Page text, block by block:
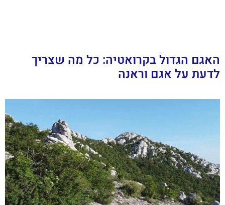
האגם הגדול בקרואטיה: כל מה שצריך
לדעת על אגם וראנה